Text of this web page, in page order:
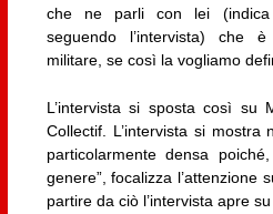
che ne parli con lei
seguendo l’intervista) che
militare, se così la vogliamo
L’intervista si sposta così su
Collectif. L’intervista si mostra
particolarmente densa
genere”, focalizza l’attenzione
partire da ciò l’intervista apre